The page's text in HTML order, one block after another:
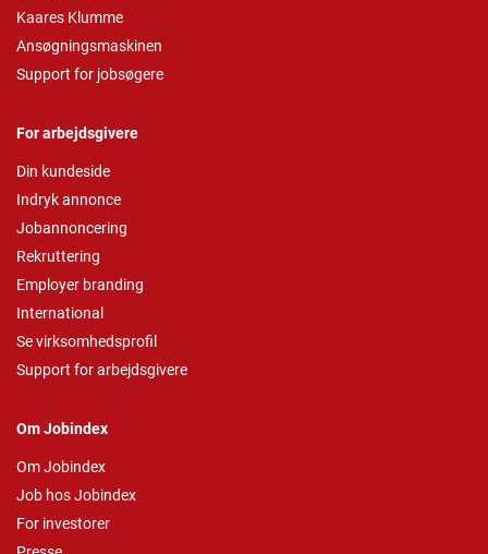
Kaares Klumme
Ansøgningsmaskinen
Support for jobsøgere
For arbejdsgivere
Din kundeside
Indryk annonce
Jobannoncering
Rekruttering
Employer branding
International
Se virksomhedsprofil
Support for arbejdsgivere
Om Jobindex
Om Jobindex
Job hos Jobindex
For investorer